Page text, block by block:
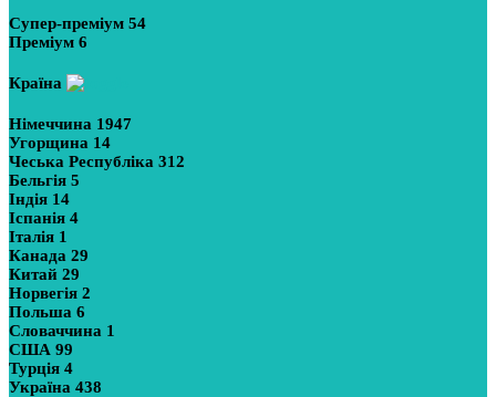
Супер-преміум 54
Преміум 6
Країна
Німеччина 1947
Угорщина 14
Чеська Республіка 312
Бельгія 5
Індія 14
Іспанія 4
Італія 1
Канада 29
Китай 29
Норвегія 2
Польша 6
Словаччина 1
США 99
Турція 4
Україна 438